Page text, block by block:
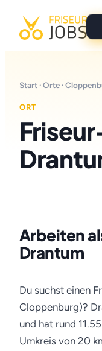
Für Bewerber
Marken
Start ·Orte ·
ORT
Arbeiten
Drantum
Du suchst einen
Cloppenburg)?
und hat rund
Umkreis von 20